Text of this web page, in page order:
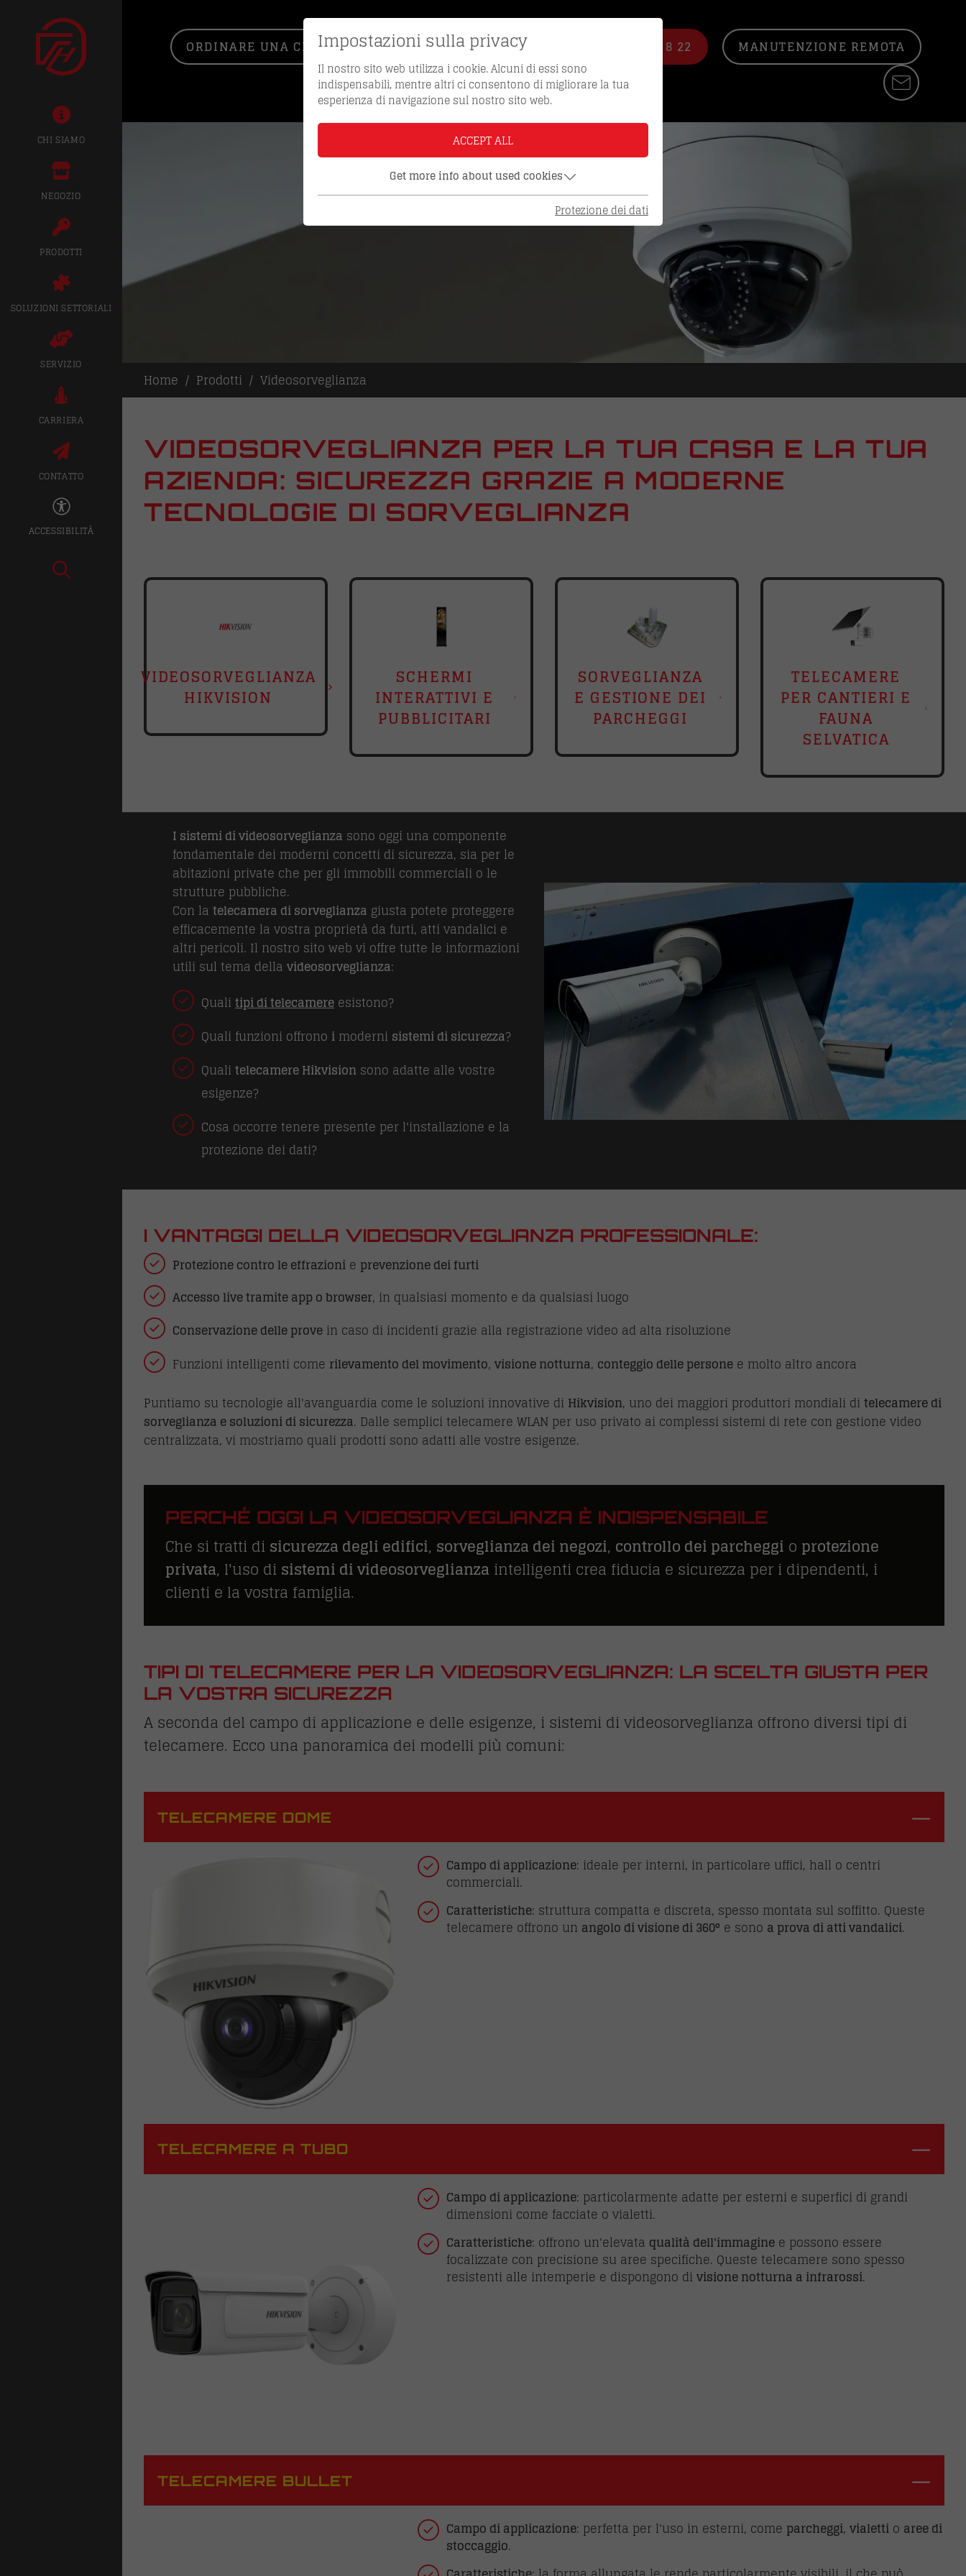
ORDINARE UNA CHIAVE DI RICAMBIO NUMERO VERDE 0512 / 22 8 22 MANUTENZIONE REMOTA
CHI SIAMO
NEGOZIO
PRODOTTI
SOLUZIONI SETTORIALI
SERVIZIO
CARRIERA
CONTATTO
ACCESSIBILITÀ
Home Prodotti Videosorveglianza
VIDEOSORVEGLIANZA PER LA TUA CASA E LA TUA
AZIENDA: SICUREZZA GRAZIE A MODERNE
TECNOLOGIE DI SORVEGLIANZA
VIDEOSORVEGLIANZA
HIKVISION
SCHERMI
INTERATTIVI E
PUBBLICITARI
SORVEGLIANZA
E GESTIONE DEI
PARCHEGGI
TELECAMERE
PER CANTIERI E
FAUNA
SELVATICA
I sistemi di videosorveglianza sono oggi una componente
fondamentale dei moderni concetti di sicurezza, sia per le
abitazioni private che per gli immobili commerciali o le
strutture pubbliche.
Con la telecamera di sorveglianza giusta potete proteggere
efficacemente la vostra proprietà da furti, atti vandalici e
altri pericoli. Il nostro sito web vi offre tutte le informazioni
utili sul tema della videosorveglianza:
Quali tipi di telecamere esistono?
Quali funzioni offrono i moderni sistemi di sicurezza?
Quali telecamere Hikvision sono adatte alle vostre
esigenze?
Cosa occorre tenere presente per l'installazione e la
protezione dei dati?
I VANTAGGI DELLA VIDEOSORVEGLIANZA PROFESSIONALE:
Protezione contro le effrazioni e prevenzione dei furti
Accesso live tramite app o browser, in qualsiasi momento e da qualsiasi luogo
Conservazione delle prove in caso di incidenti grazie alla registrazione video ad alta risoluzione
Funzioni intelligenti come rilevamento del movimento, visione notturna, conteggio delle persone e molto altro ancora
Puntiamo su tecnologie all'avanguardia come le soluzioni innovative di Hikvision, uno dei maggiori produttori mondiali di telecamere di
sorveglianza e soluzioni di sicurezza. Dalle semplici telecamere WLAN per uso privato ai complessi sistemi di rete con gestione video
centralizzata, vi mostriamo quali prodotti sono adatti alle vostre esigenze.
PERCHÉ OGGI LA VIDEOSORVEGLIANZA È INDISPENSABILE
Che si tratti di sicurezza degli edifici, sorveglianza dei negozi, controllo dei parcheggi o protezione
privata, l'uso di sistemi di videosorveglianza intelligenti crea fiducia e sicurezza per i dipendenti, i
clienti e la vostra famiglia.
TIPI DI TELECAMERE PER LA VIDEOSORVEGLIANZA: LA SCELTA GIUSTA PER
LA VOSTRA SICUREZZA
A seconda del campo di applicazione e delle esigenze, i sistemi di videosorveglianza offrono diversi tipi di
telecamere. Ecco una panoramica dei modelli più comuni:
TELECAMERE DOME
Campo di applicazione: ideale per interni, in particolare uffici, hall o centri
commerciali.
Caratteristiche: struttura compatta e discreta, spesso montata sul soffitto. Queste
telecamere offrono un angolo di visione di 360° e sono a prova di atti vandalici.
TELECAMERE A TUBO
Campo di applicazione: particolarmente adatte per esterni e superfici di grandi
dimensioni come facciate o vialetti.
Caratteristiche: offrono un'elevata qualità dell'immagine e possono essere
focalizzate con precisione su aree specifiche. Queste telecamere sono spesso
resistenti alle intemperie e dispongono divisione notturna a infrarossi.
TELECAMERE BULLET
Campo di applicazione: perfetta per l'uso in esterni, come parcheggi,vialetti o aree di
stoccaggio.
Impostazioni sulla privacy
Il nostro sito web utilizza i cookie. Alcuni di essi sono
indispensabili, mentre altri ci consentono di migliorare la tua
esperienza di navigazione sul nostro sito web.
ACCEPT ALL
Get more info about used cookies
Protezione dei dati